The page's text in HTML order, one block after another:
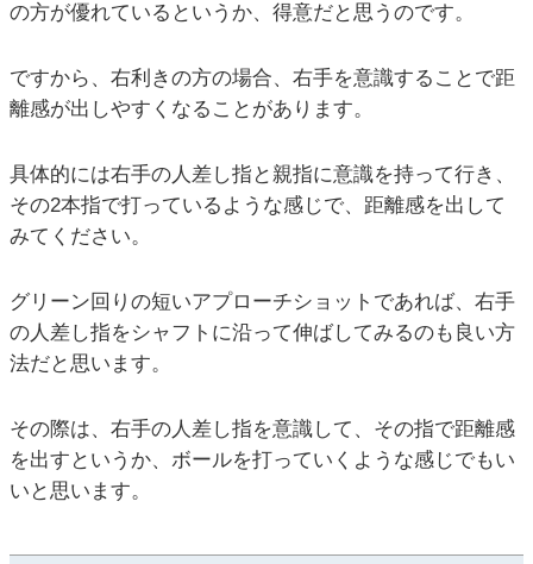
の方が優れているというか、得意だと思うのです。
ですから、右利きの方の場合、右手を意識することで距
離感が出しやすくなることがあります。
具体的には右手の人差し指と親指に意識を持って行き、
その2本指で打っているような感じで、距離感を出して
みてください。
グリーン回りの短いアプローチショットであれば、右手
の人差し指をシャフトに沿って伸ばしてみるのも良い方
法だと思います。
その際は、右手の人差し指を意識して、その指で距離感
を出すというか、ボールを打っていくような感じでもい
いと思います。